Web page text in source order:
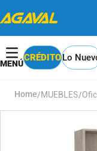
CRÉDITOLo
MUEBLES